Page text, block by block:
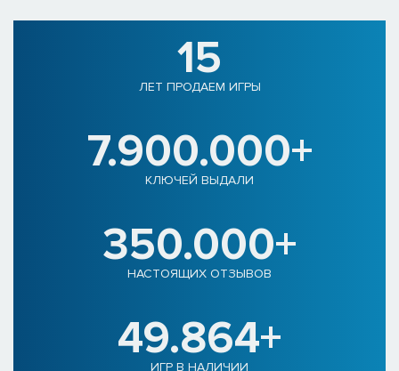
15
ЛЕТ ПРОДАЕМ ИГРЫ
7.900.000+
КЛЮЧЕЙ ВЫДАЛИ
350.000+
НАСТОЯЩИХ ОТЗЫВОВ
49.864+
ИГР В НАЛИЧИИ